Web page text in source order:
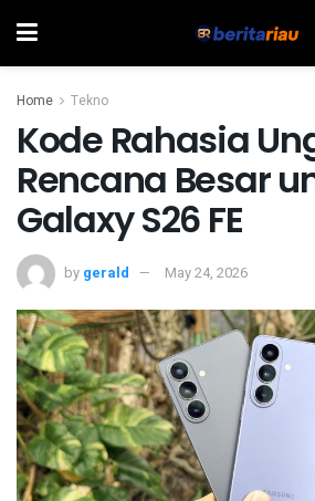
Home Tekno
Kode Rahasia
Rencana Besar
Galaxy S26 FE
by gerald May 24, 2026